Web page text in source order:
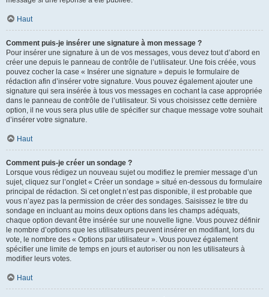
Haut
Comment puis-je insérer une signature à mon message ?
Pour insérer une signature à un de vos messages, vous devez tout d’abord en
créer une depuis le panneau de contrôle de l’utilisateur. Une fois créée, vous
pouvez cocher la case « Insérer une signature » depuis le formulaire de
rédaction afin d’insérer votre signature. Vous pouvez également ajouter une
signature qui sera insérée à tous vos messages en cochant la case appropriée
dans le panneau de contrôle de l’utilisateur. Si vous choisissez cette dernière
option, il ne vous sera plus utile de spécifier sur chaque message votre souhait
d’insérer votre signature.
Haut
Comment puis-je créer un sondage ?
Lorsque vous rédigez un nouveau sujet ou modifiez le premier message d’un
sujet, cliquez sur l’onglet « Créer un sondage » situé en-dessous du formulaire
principal de rédaction. Si cet onglet n’est pas disponible, il est probable que
vous n’ayez pas la permission de créer des sondages. Saisissez le titre du
sondage en incluant au moins deux options dans les champs adéquats,
chaque option devant être insérée sur une nouvelle ligne. Vous pouvez définir
le nombre d’options que les utilisateurs peuvent insérer en modifiant, lors du
vote, le nombre des « Options par utilisateur ». Vous pouvez également
spécifier une limite de temps en jours et autoriser ou non les utilisateurs à
modifier leurs votes.
Haut